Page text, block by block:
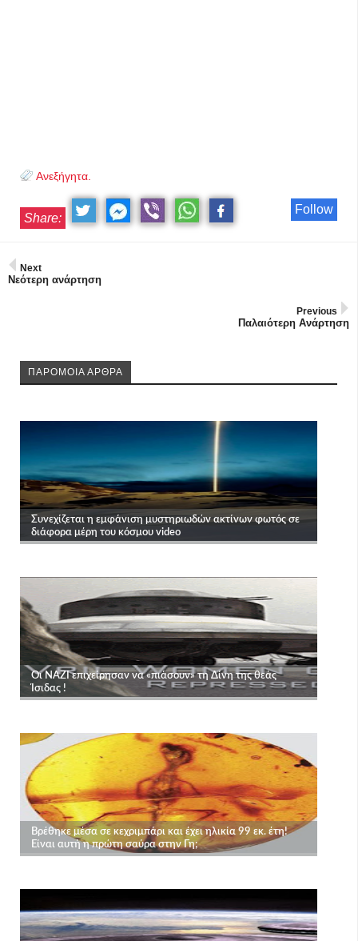
Ανεξήγητα.
Follow
Share:
Next
Νεότερη ανάρτηση
Previous
Παλαιότερη Ανάρτηση
ΠΑΡΟΜΟΙΑ ΑΡΘΡΑ